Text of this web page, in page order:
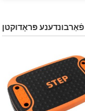
פֿאַרבונדענע פּראָדוקטן